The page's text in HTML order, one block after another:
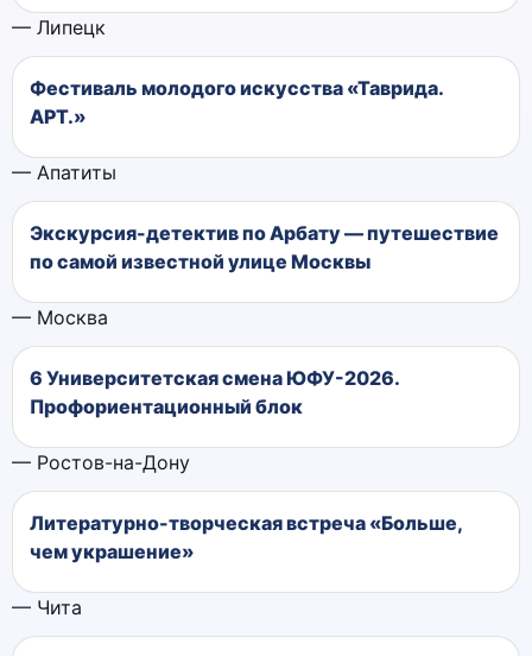
— Липецк
Фестиваль молодого искусства «Таврида.
АРТ.»
— Апатиты
Экскурсия-детектив по Арбату — путешествие
по самой известной улице Москвы
— Москва
6 Университетская смена ЮФУ-2026.
Профориентационный блок
— Ростов-на-Дону
Литературно-творческая встреча «Больше,
чем украшение»
— Чита